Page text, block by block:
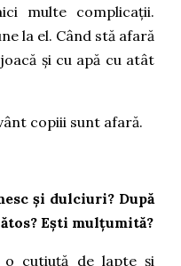
multe complicații.
la el. Când stă afară
și cu apă cu atât
copiii sunt afară.
și dulciuri? După
Ești mulțumită?
o cutiuță de lapte și